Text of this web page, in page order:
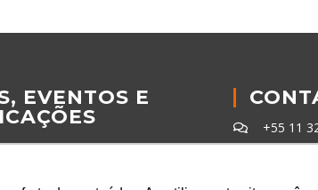
EVENTOS E
+55 11